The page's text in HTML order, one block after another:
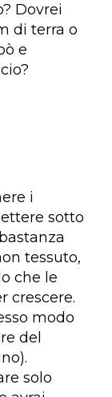
Dovrei
di terra o
e
i
sotto
tessuto,
che le
crescere.
modo
del
solo